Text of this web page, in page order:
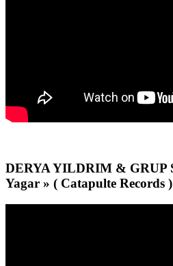
DERYA YILDRIM & GRUP
Yagar » ( Catapulte Records )